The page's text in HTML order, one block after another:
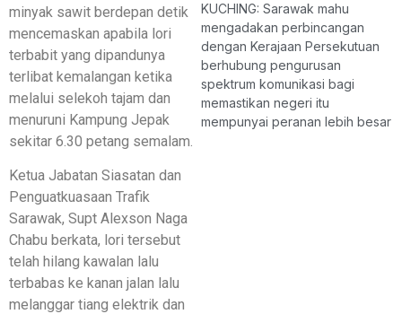
minyak sawit berdepan detik
mencemaskan apabila lori
terbabit yang dipandunya
terlibat kemalangan ketika
melalui selekoh tajam dan
menuruni Kampung Jepak
sekitar 6.30 petang semalam.
Ketua Jabatan Siasatan dan
Penguatkuasaan Trafik
Sarawak, Supt Alexson Naga
Chabu berkata, lori tersebut
telah hilang kawalan lalu
terbabas ke kanan jalan lalu
melanggar tiang elektrik dan
KUCHING: Sarawak mahu
mengadakan perbincangan
dengan Kerajaan Persekutuan
berhubung pengurusan
spektrum komunikasi bagi
memastikan negeri itu
mempunyai peranan lebih besar